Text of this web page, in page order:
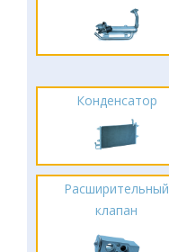
Конденсатор
Расширительный
клапан